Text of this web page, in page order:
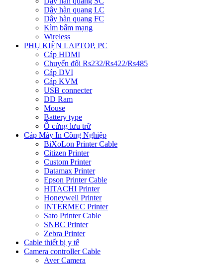
Dây hàn quang LC
Dây hàn quang FC
Kìm bấm mạng
Wireless
PHỤ KIỆN LAPTOP, PC
Cáp HDMI
Chuyển đổi Rs232/Rs422/Rs485
Cáp DVI
Cáp KVM
USB connecter
DD Ram
Mouse
Battery type
Ổ cứng lưu trữ
Cáp Máy In Công Nghiệp
BiXoLon Printer Cable
Citizen Printer
Custom Printer
Datamax Printer
Epson Printer Cable
HITACHI Printer
Honeywell Printer
INTERMEC Printer
Sato Printer Cable
SNBC Printer
Zebra Printer
Cable thiết bị y tế
Camera controller Cable
Aver Camera